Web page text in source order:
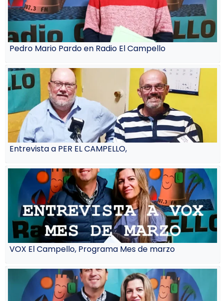
Pedro Mario Pardo en Radio El Campello
Entrevista a PER EL CAMPELLO,
VOX El Campello, Programa Mes de marzo